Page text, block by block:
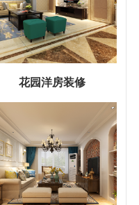
花园洋房装修